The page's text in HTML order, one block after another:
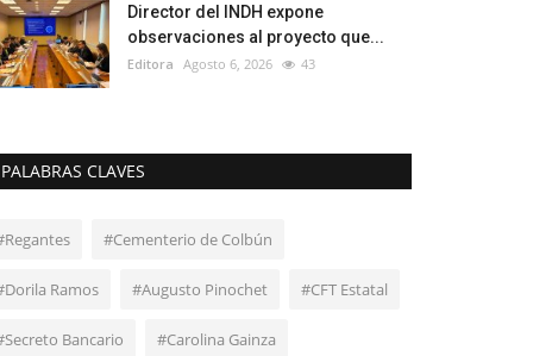
Director del INDH expone
observaciones al proyecto que...
Editora Agosto 6, 2026 43
PALABRAS CLAVES
#Cementerio de Colbún
Ramos #Augusto Pinochet #CFT Estatal
Bancario #Carolina Gainza